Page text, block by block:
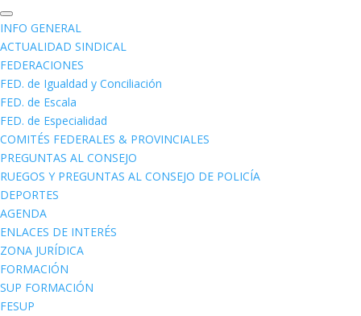
INFO GENERAL
ACTUALIDAD SINDICAL
FEDERACIONES
FED. de Igualdad y Conciliación
FED. de Escala
FED. de Especialidad
COMITÉS FEDERALES & PROVINCIALES
PREGUNTAS AL CONSEJO
RUEGOS Y PREGUNTAS AL CONSEJO DE POLICÍA
DEPORTES
AGENDA
ENLACES DE INTERÉS
ZONA JURÍDICA
FORMACIÓN
SUP FORMACIÓN
FESUP